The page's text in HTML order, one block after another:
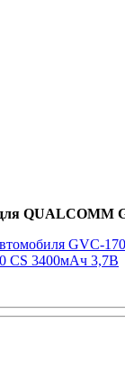
QUALCOMM
GVC-
CS 3400мАч 3,7В